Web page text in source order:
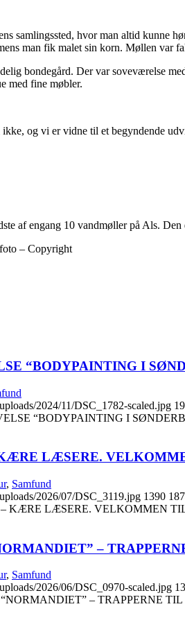
samlingssted, hvor man altid kunne
man fik malet sin korn. Møllen var
bondegård. Der var soveværelse
med fine møbler.
og vi er vidne til et begyndende
af engang 10 vandmøller på Als.
– Copyright
“BODYPAINTING I
2024/11/DSC_1782-scaled.jpg
“BODYPAINTING I
LÆSERE.
, Samfund
2026/07/DSC_3119.jpg 1390
– KÆRE LÆSERE. VELKOMMEN
–
, Samfund
2026/06/DSC_0970-scaled.jpg
– TRAPPERNE